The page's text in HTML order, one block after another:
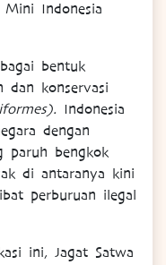
Mini Indonesia
bentuk
dan konservasi
Indonesia
dengan
paruh bengkok
di antaranya kini
perburuan ilegal
ini, Jagat Satwa